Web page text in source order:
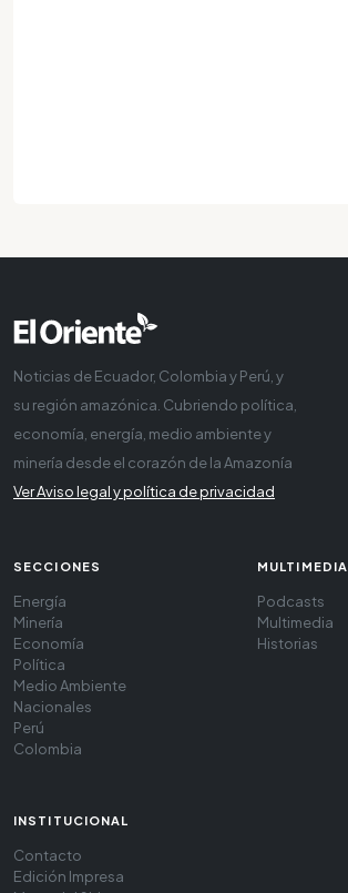
Noticias de Ecuador, Colombia y Perú, y
su región amazónica. Cubriendo política,
economía, energía, medio ambiente y
minería desde el corazón de la Amazonía
Ver Aviso legal y política de privacidad
SECCIONES
Energía
Minería
Economía
Política
Medio Ambiente
Nacionales
Perú
Colombia
MULTIMEDIA
Podcasts
Multimedia
Historias
INSTITUCIONAL
Contacto
Edición Impresa